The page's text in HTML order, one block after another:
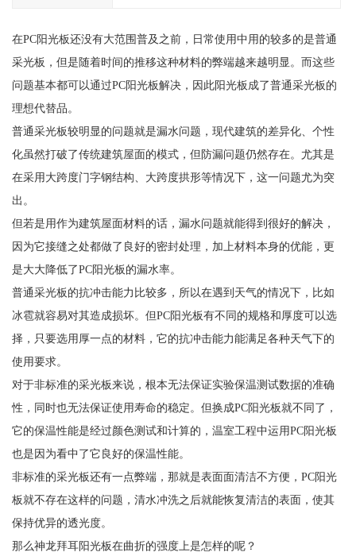
在PC阳光板还没有大范围普及之前，日常使用中用的较多的是普通
采光板，但是随着时间的推移这种材料的弊端越来越明显。而这些
问题基本都可以通过PC阳光板解决，因此阳光板成了普通采光板的
理想代替品。
普通采光板较明显的问题就是漏水问题，现代建筑的差异化、个性
化虽然打破了传统建筑屋面的模式，但防漏问题仍然存在。尤其是
在采用大跨度门字钢结构、大跨度拱形等情况下，这一问题尤为突
出。
但若是用作为建筑屋面材料的话，漏水问题就能得到很好的解决，
因为它接缝之处都做了良好的密封处理，加上材料本身的优能，更
是大大降低了PC阳光板的漏水率。
普通采光板的抗冲击能力比较多，所以在遇到天气的情况下，比如
冰雹就容易对其造成损坏。但PC阳光板有不同的规格和厚度可以选
择，只要选用厚一点的材料，它的抗冲击能力能满足各种天气下的
使用要求。
对于非标准的采光板来说，根本无法保证实验保温测试数据的准确
性，同时也无法保证使用寿命的稳定。但换成PC阳光板就不同了，
它的保温性能是经过颜色测试和计算的，温室工程中运用PC阳光板
也是因为看中了它良好的保温性能。
非标准的采光板还有一点弊端，那就是表面面清洁不方便，PC阳光
板就不存在这样的问题，清水冲洗之后就能恢复清洁的表面，使其
保持优异的透光度。
那么神龙拜耳阳光板在曲折的强度上是怎样的呢？